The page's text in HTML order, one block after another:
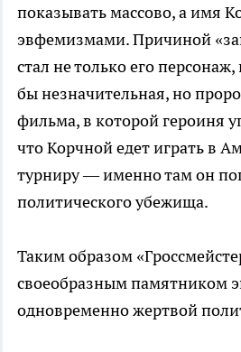
показывать массово, а имя
эвфемизмами. Причиной
стал не только его
бы незначительная, но
фильма, в которой героиня
что Корчной едет играть в
турниру — именно там он
политического убежища.
Таким образом
своеобразным памятником
одновременно жертвой